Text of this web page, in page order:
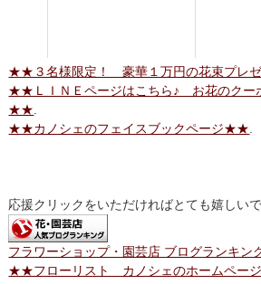
★★３名様限定！ 豪華１万円の花束プレ
★★ＬＩＮＥページはこちら♪ お花のクー
★★
★★カノシェのフェイスブックページ★★
応援クリックをいただければとても嬉しい
フラワーショップ・園芸店 ブログランキン
★★フローリスト カノシェのホームペー